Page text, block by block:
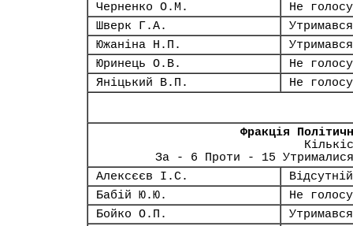
Черненко О.М.
Не
Шверк Г.А.
Утримався
Южаніна Н.П.
Утримався
Юринець О.В.
Не
Яніцький В.П.
Не
Фракція
За - 6 Проти - 15
Алексєєв І.С.
Відсутній
Бабій Ю.Ю.
Не
Бойко О.П.
Утримався